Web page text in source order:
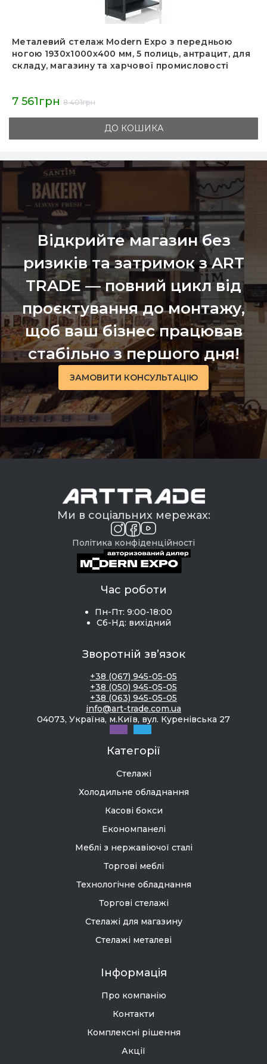
Металевий стелаж Modern Expo з передньою
ногою 1930х1000х400 мм, 5 полиць, антрацит, для
складу, магазину та харчової промисловості
7 561грн 8 401грн
ДО КОШИКА
Відкрийте магазин без
ризиків та затримок з ART
TRADE — повний цикл від
проєктування до монтажу,
щоб ваш бізнес працював
стабільно з першого дня!
ЗАМОВИТИ КОНСУЛЬТАЦІЮ
Ми в соціальних мережах:
Політика конфіденційності
Час роботи
Пн-Пт: 9:00-18:00
Сб-Нд: вихідний
Зворотній зв’язок
+38 (067) 945-05-05
+38 (050) 945-05-05
+38 (063) 945-05-05
info@art-trade.com.ua
04073, Україна, м.Київ, вул. Куренівська 27
Категорії
Стелажі
Холодильне обладнання
Касові бокси
Економпанелі
Меблі з нержавіючої сталі
Торгові меблі
Технологічне обладнання
Торгові стелажі
Стелажі для магазину
Стелажі металеві
Інформація
Про компанію
Контакти
Комплексні рішення
Акції